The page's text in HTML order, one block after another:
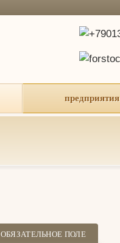
предприятия
ОБЯЗАТЕЛЬНОЕ ПОЛЕ